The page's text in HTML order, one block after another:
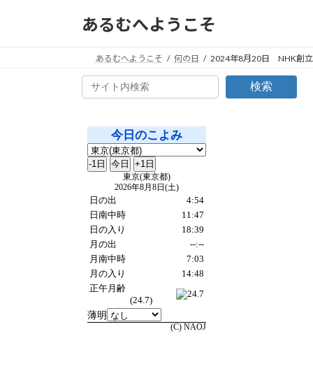
あるむへようこそ
あるむへようこそ 何の日 2024年8月20日 NHK創
検索